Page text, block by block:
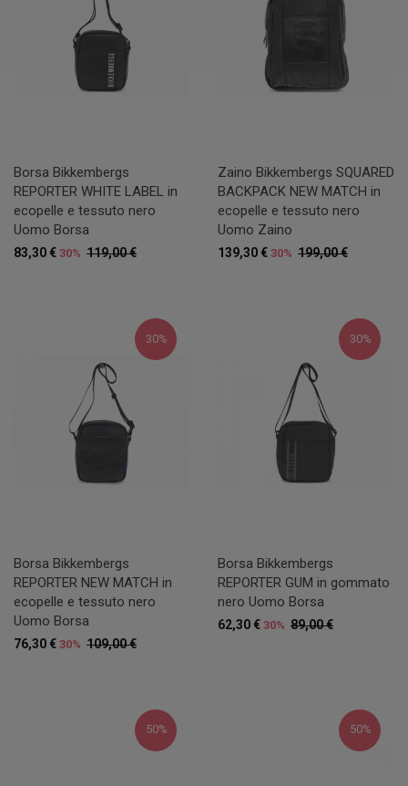
Borsa Bikkembergs
REPORTER WHITE LABEL in
ecopelle e tessuto nero
Uomo Borsa
119,00 €
83,30 € 30%
Zaino Bikkembergs SQUARED
BACKPACK NEW MATCH in
ecopelle e tessuto nero
Uomo Zaino
199,00 €
139,30 € 30%
30%
Borsa Bikkembergs
REPORTER NEW MATCH in
ecopelle e tessuto nero
Uomo Borsa
109,00 €
76,30 € 30%
30%
Borsa Bikkembergs
REPORTER GUM in gommato
nero Uomo Borsa
89,00 €
62,30 € 30%
50% 50%